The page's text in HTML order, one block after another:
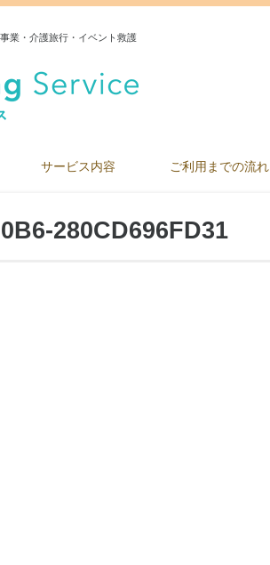
業・介護旅行・イベント救護
サービス内容 ご利用までの流れ
280CD696FD31